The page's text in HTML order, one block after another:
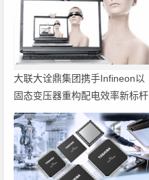
大联大诠鼎集团携手Infineon以
固态变压器重构配电效率新标杆